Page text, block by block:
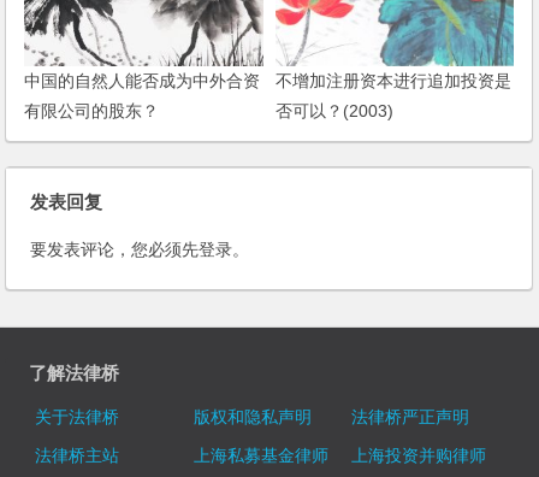
中国的自然人能否成为中外合资
有限公司的股东？
不增加注册资本进行追加投资是
否可以？(2003)
发表回复
要发表评论，您必须先登录。
了解法律桥
关于法律桥 版权和隐私声明
法律桥严正声明
法律桥主站
上海私募基金律师
上海投资并购律师